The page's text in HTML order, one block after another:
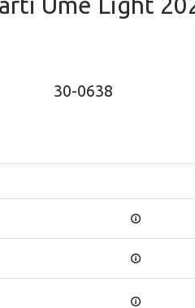
30-0638